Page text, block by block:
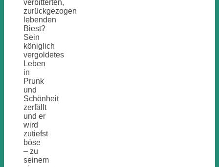
verbitterten,
zurückgezogen
lebenden
Biest?
Sein
königlich
vergoldetes
Leben
in
Prunk
und
Schönheit
zerfällt
und er
wird
zutiefst
böse
– zu
seinem